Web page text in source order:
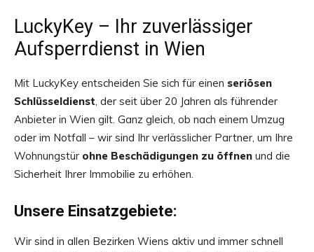
LuckyKey – Ihr zuverlässiger
Aufsperrdienst in Wien
Mit LuckyKey entscheiden Sie sich für einen seriösen
Schlüsseldienst, der seit über 20 Jahren als führender
Anbieter in Wien gilt. Ganz gleich, ob nach einem Umzug
oder im Notfall – wir sind Ihr verlässlicher Partner, um Ihre
Wohnungstür ohne Beschädigungen zu öffnen und die
Sicherheit Ihrer Immobilie zu erhöhen.
Unsere Einsatzgebiete:
Wir sind in allen Bezirken Wiens aktiv und immer schnell